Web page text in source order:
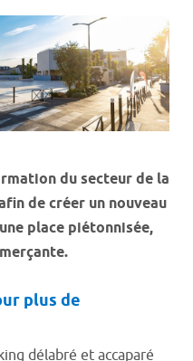
du secteur de la
de créer un nouveau
place piétonnisée,
plus de
délabré et accaparé